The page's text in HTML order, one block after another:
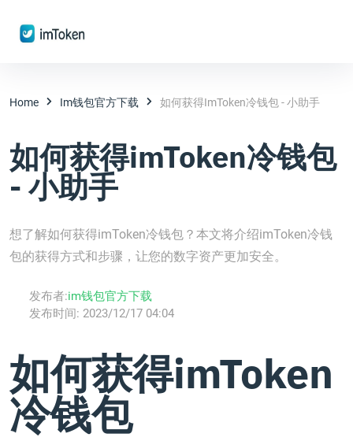
Home Im钱包官方下载 如何获得imToken冷钱包 - 小助手
如何获得imToken冷钱包
- 小助手
想了解如何获得imToken冷钱包？本文将介绍imToken冷钱
包的获得方式和步骤，让您的数字资产更加安全。
发布者:im钱包官方下载
发布时间: 2023/12/17 04:04
如何获得imToken
冷钱包